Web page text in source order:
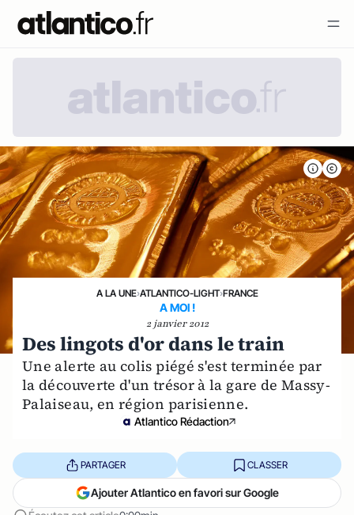
A LA UNE›ATLANTICO-LIGHT›FRANCE
A MOI !
2 janvier 2012
Des lingots d'or dans le train
Une alerte au colis piégé s'est terminée par
la découverte d'un trésor à la gare de Massy-
Palaiseau, en région parisienne.
Atlantico Rédaction
PARTAGER CLASSER
Ajouter Atlantico en favori sur Google